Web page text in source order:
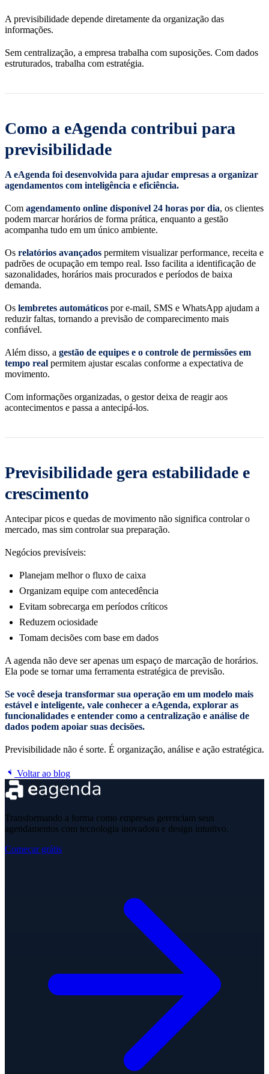
A previsibilidade depende diretamente da organização das
informações.
Sem centralização, a empresa trabalha com suposições. Com dados
estruturados, trabalha com estratégia.
Como a eAgenda contribui para
previsibilidade
A eAgenda foi desenvolvida para ajudar empresas a organizar
agendamentos com inteligência e eficiência.
Com agendamento online disponível 24 horas por dia, os clientes
podem marcar horários de forma prática, enquanto a gestão
acompanha tudo em um único ambiente.
Os relatórios avançados permitem visualizar performance, receita e
padrões de ocupação em tempo real. Isso facilita a identificação de
sazonalidades, horários mais procurados e períodos de baixa
demanda.
Os lembretes automáticos por e-mail, SMS e WhatsApp ajudam a
reduzir faltas, tornando a previsão de comparecimento mais
confiável.
Além disso, a gestão de equipes e o controle de permissões em
tempo real permitem ajustar escalas conforme a expectativa de
movimento.
Com informações organizadas, o gestor deixa de reagir aos
acontecimentos e passa a antecipá-los.
Previsibilidade gera estabilidade e
crescimento
Antecipar picos e quedas de movimento não significa controlar o
mercado, mas sim controlar sua preparação.
Negócios previsíveis:
Planejam melhor o fluxo de caixa
Organizam equipe com antecedência
Evitam sobrecarga em períodos críticos
Reduzem ociosidade
Tomam decisões com base em dados
A agenda não deve ser apenas um espaço de marcação de horários.
Ela pode se tornar uma ferramenta estratégica de previsão.
Se você deseja transformar sua operação em um modelo mais
estável e inteligente, vale conhecer a eAgenda, explorar as
funcionalidades e entender como a centralização e análise de
dados podem apoiar suas decisões.
Previsibilidade não é sorte. É organização, análise e ação estratégica.
Voltar ao blog
Transformando a forma como empresas gerenciam seus
agendamentos com tecnologia inovadora e design intuitivo.
Começar grátis